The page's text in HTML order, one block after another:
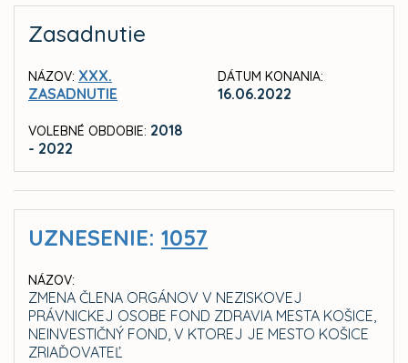
Zasadnutie
NÁZOV: XXX.
ZASADNUTIE
VOLEBNÉ OBDOBIE: 2018
- 2022
DÁTUM KONANIA:
16.06.2022
UZNESENIE: 1057
NÁZOV:
ZMENA ČLENA ORGÁNOV V NEZISKOVEJ
PRÁVNICKEJ OSOBE FOND ZDRAVIA MESTA KOŠICE,
NEINVESTIČNÝ FOND, V KTOREJ JE MESTO KOŠICE
ZRIAĎOVATEĽ